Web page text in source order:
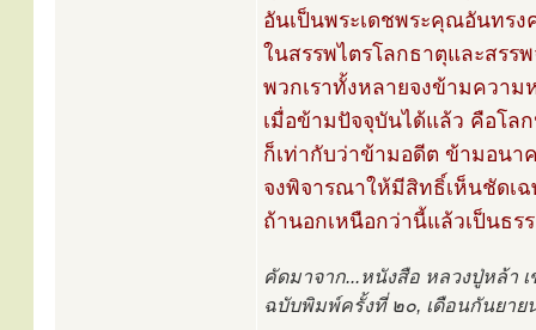
อันเป็นพระเดชพระคุณอันทร
ในสรรพไตรโลกธาตุและสรร
พวกเราทั้งหลายจงข้ามความ
เมื่อข้ามปัจจุบันได้แล้ว คือโล
ก็เท่ากับว่าข้ามอดีต ข้ามอนา
จงพิจารณาให้มีสิทธิ์เห็นชัดเฉ
ถ้านอกเหนือกว่านี้แล้วเป็นธร
คัดมาจาก...หนังสือ หลวงปู่หล้า
ฉบับพิมพ์ครั้งที่ ๒๐, เดือนกันยา